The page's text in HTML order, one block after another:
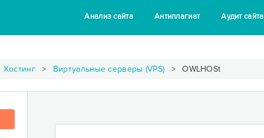
Анализ сайта Антиплагиат Аудит сайта
Хостинг Виртуальные серверы (VPS) OWLHOSt